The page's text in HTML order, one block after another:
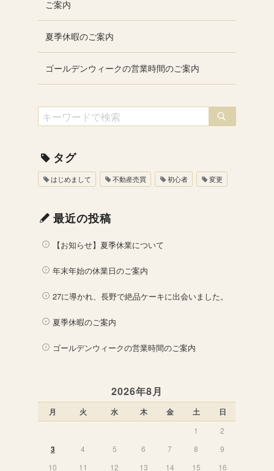
ご案内
夏季休暇のご案内
ゴールデンウィークの営業時間のご案内
タグ
はじめまして 不動産売買 初心者 変更
最近の投稿
【お知らせ】夏季休業について
年末年始の休業日のご案内
27に導かれ、長野で絶品ケーキに出会いました。
夏季休暇のご案内
ゴールデンウィークの営業時間のご案内
2026年8月
月 火 水 木 金 土 日
1 2
3 4 5 6 7 8
9
10
11 12 13 14 15 16